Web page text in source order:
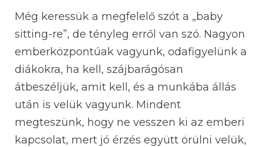
Még keressük a megfelelő szót a „baby
sitting-re”, de tényleg erről van szó. Nagyon
emberközpontúak vagyunk, odafigyelünk a
diákokra, ha kell, szájbarágósan
átbeszéljük, amit kell, és a munkába állás
után is velük vagyunk. Mindent
megteszünk, hogy ne vesszen ki az emberi
kapcsolat, mert jó érzés együtt örülni velük,